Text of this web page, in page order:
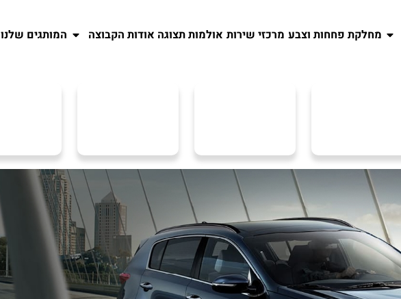
מחלקת פחחות וצבע מרכזי שירות אולמות תצוגה אודות הקבוצה המותגים שלנו